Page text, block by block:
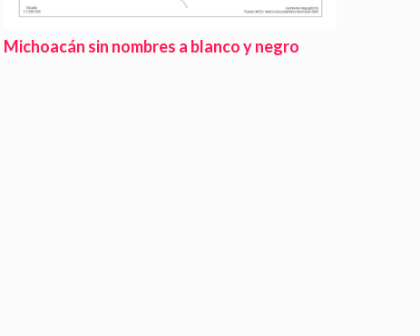
Michoacán sin nombres a blanco y negro